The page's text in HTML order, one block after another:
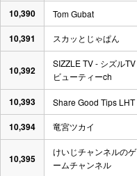
10,390 Tom Gubat
10,391 スカッとじゃぱん
10,392
SIZZLE TV - シズルTV
ビューティーch
10,393 Share Good Tips LHT
10,394 竜宮ツカイ
10,395
けいじチャンネルのゲ
ームチャンネル